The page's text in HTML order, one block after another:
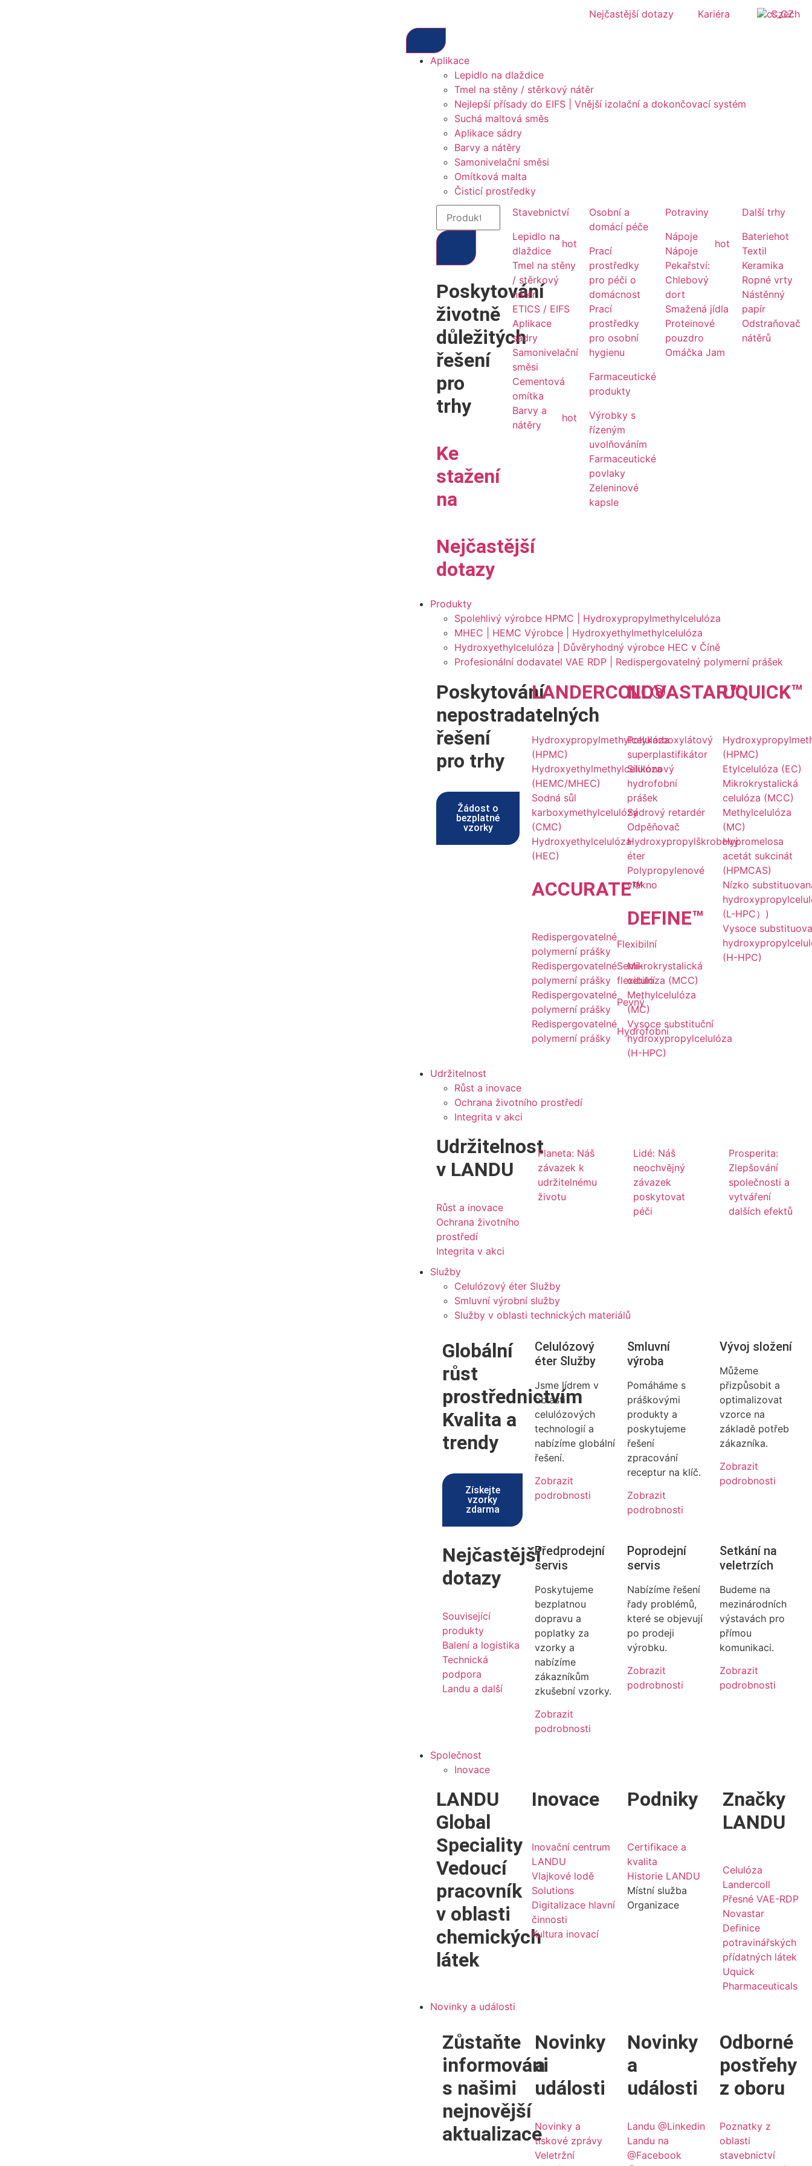
Nejčastější dotazy Kariéra Czech
Aplikace
Lepidlo na dlaždice
Tmel na stěny / stěrkový nátěr
Nejlepší přísady do EIFS | Vnější izolační a dokončovací systém
Suchá maltová směs
Aplikace sádry
Barvy a nátěry
Samonivelační směsi
Omítková malta
Čisticí prostředky
Poskytování
životně
důležitých
řešení
pro
trhy
Ke
stažení
na
Nejčastější
dotazy
Stavebnictví
Lepidlo na
dlaždice
hot
Tmel na stěny
/ stěrkový
nátěr
ETICS / EIFS
Aplikace
sádry
Samonivelační
směsi
Cementová
omítka
Barvy a
nátěry
hot
Osobní a
domácí péče
Prací
prostředky
pro péči o
domácnost
Prací
prostředky
pro osobní
hygienu
Farmaceutické
produkty
Výrobky s
řízeným
uvolňováním
Farmaceutické
povlaky
Zeleninové
kapsle
Potraviny
Nápoje
Nápoje
hot
Pekařství:
Chlebový
dort
Smažená jídla
Proteinové
pouzdro
Omáčka Jam
Další trhy
Bateriehot
Textil
Keramika
Ropné vrty
Nástěnný
papír
Odstraňovač
nátěrů
Produkty
Spolehlivý výrobce HPMC | Hydroxypropylmethylcelulóza
MHEC | HEMC Výrobce | Hydroxyethylmethylcelulóza
Hydroxyethylcelulóza | Důvěryhodný výrobce HEC v Číně
Profesionální dodavatel VAE RDP | Redispergovatelný polymerní prášek
Poskytování
nepostradatelných
řešení
pro trhy
Žádost o
bezplatné
vzorky
LANDERCOLL®
Hydroxypropylmethylcelulóza
(HPMC)
Hydroxyethylmethylcelulóza
(HEMC/MHEC)
Sodná sůl
karboxymethylcelulózy
(CMC)
Hydroxyethylcelulóza
(HEC)
ACCURATE™
Redispergovatelné
polymerní prášky
Flexibilní
Redispergovatelné
polymerní prášky
Semi-
flexibilní
Redispergovatelné
polymerní prášky
Pevný
Redispergovatelné
polymerní prášky
Hydrofobní
NOVASTAR™
Polykarboxylátový
superplastifikátor
Silikonový
hydrofobní
prášek
Sádrový retardér
Odpěňovač
Hydroxypropylškrobový
éter
Polypropylenové
vlákno
DEFINE™
Mikrokrystalická
celulóza (MCC)
Methylcelulóza
(MC)
Vysoce substituční
hydroxypropylcelulóza
(H-HPC)
UQUICK™
(HPMC)
Etylcelulóza (EC)
Mikrokrystalická
celulóza (MCC)
Methylcelulóza
(MC)
Hypromelosa
acetát sukcinát
(HPMCAS)
Nízko
(L-HPC）)
Vysoce
(H-HPC)
Udržitelnost
Růst a inovace
Ochrana životního prostředí
Integrita v akci
Udržitelnost
v LANDU
Růst a inovace
Ochrana životního
prostředí
Integrita v akci
Planeta: Náš
závazek k
udržitelnému
životu
Lidé: Náš
neochvějný
závazek
poskytovat
péči
Prosperita:
Zlepšování
společnosti a
vytváření
dalších efektů
Služby
Celulózový éter Služby
Smluvní výrobní služby
Služby v oblasti technických materiálů
Globální
růst
prostřednictvím
Kvalita a
trendy
Získejte
vzorky
zdarma
Celulózový
éter Služby
Jsme lídrem v
oblasti
celulózových
technologií a
nabízíme globální
řešení.
Zobrazit
podrobnosti
Smluvní
výroba
Pomáháme s
práškovými
produkty a
poskytujeme
řešení
zpracování
receptur na klíč.
Zobrazit
podrobnosti
Vývoj složení
Můžeme
přizpůsobit a
optimalizovat
vzorce na
základě potřeb
zákazníka.
Zobrazit
podrobnosti
Nejčastější
dotazy
Související
produkty
Balení a logistika
Technická
podpora
Landu a další
Předprodejní
servis
Poskytujeme
bezplatnou
dopravu a
poplatky za
vzorky a
nabízíme
zákazníkům
zkušební vzorky.
Zobrazit
podrobnosti
Poprodejní
servis
Nabízíme řešení
řady problémů,
které se objevují
po prodeji
výrobku.
Zobrazit
podrobnosti
Setkání na
veletrzích
Budeme na
mezinárodních
výstavách pro
přímou
komunikaci.
Zobrazit
podrobnosti
Společnost
Inovace
LANDU
Global
Speciality
Vedoucí
pracovník
v oblasti
chemických
látek
Inovace
Inovační centrum
LANDU
Vlajkové lodě
Solutions
Digitalizace hlavní
činnosti
Kultura inovací
Podniky
Certifikace a
kvalita
Historie LANDU
Místní služba
Organizace
Značky
LANDU
Celulóza
Landercoll
Přesné VAE-RDP
Novastar
Definice
potravinářských
přídatných látek
Uquick
Pharmaceuticals
Novinky a události
Zůstaňte
informováni
s našimi
nejnovější
aktualizace
Novinky
a
události
Novinky a
tiskové zprávy
Veletržní
Novinky
a
události
Landu @Linkedin
Landu na
@Facebook
Odborné
postřehy
z oboru
Poznatky z
oblasti
stavebnictví